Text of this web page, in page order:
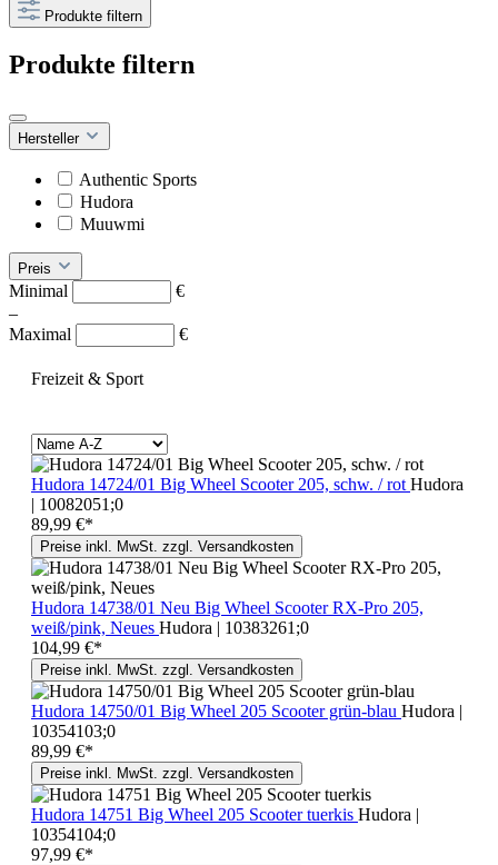
Produkte filtern
Produkte filtern
Hersteller
Authentic Sports
Hudora
Muuwmi
Preis
Minimal
€
–
Maximal
€
Freizeit & Sport
Hudora 14724/01 Big Wheel Scooter 205, schw. / rot Hudora
| 10082051;0
89,99 €*
Preise inkl. MwSt. zzgl. Versandkosten
Hudora 14738/01 Neu Big Wheel Scooter RX-Pro 205,
weiß/pink, Neues Hudora | 10383261;0
104,99 €*
Preise inkl. MwSt. zzgl. Versandkosten
Hudora 14750/01 Big Wheel 205 Scooter grün-blau Hudora |
10354103;0
89,99 €*
Preise inkl. MwSt. zzgl. Versandkosten
Hudora 14751 Big Wheel 205 Scooter tuerkis Hudora |
10354104;0
97,99 €*